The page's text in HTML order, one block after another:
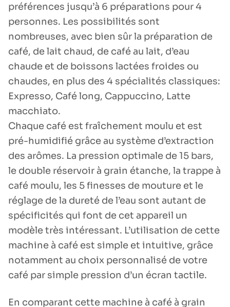
préférences jusqu’à 6 préparations pour 4
personnes. Les possibilités sont
nombreuses, avec bien sûr la préparation de
café, de lait chaud, de café au lait, d’eau
chaude et de boissons lactées froides ou
chaudes, en plus des 4 spécialités classiques:
Expresso, Café long, Cappuccino, Latte
macchiato.
Chaque café est fraîchement moulu et est
pré-humidifié grâce au système d’extraction
des arômes. La pression optimale de 15 bars,
le double réservoir à grain étanche, la trappe à
café moulu, les 5 finesses de mouture et le
réglage de la dureté de l’eau sont autant de
spécificités qui font de cet appareil un
modèle très intéressant. L’utilisation de cette
machine à café est simple et intuitive, grâce
notamment au choix personnalisé de votre
café par simple pression d’un écran tactile.
En comparant cette machine à café à grain